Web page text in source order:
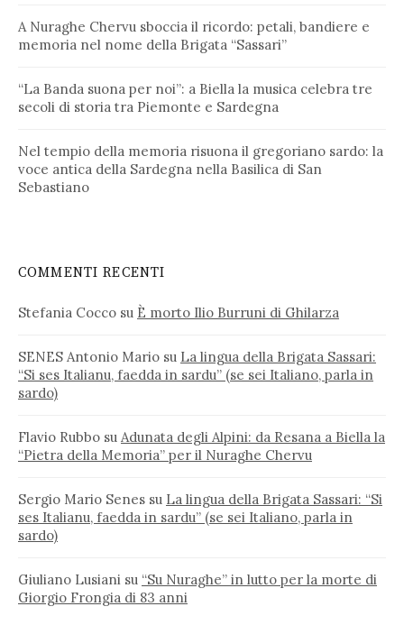
A Nuraghe Chervu sboccia il ricordo: petali, bandiere e
memoria nel nome della Brigata “Sassari”
“La Banda suona per noi”: a Biella la musica celebra tre
secoli di storia tra Piemonte e Sardegna
Nel tempio della memoria risuona il gregoriano sardo: la
voce antica della Sardegna nella Basilica di San
Sebastiano
COMMENTI RECENTI
Stefania Cocco su È morto Ilio Burruni di Ghilarza
SENES Antonio Mario su La lingua della Brigata Sassari:
“Si ses Italianu, faedda in sardu” (se sei Italiano, parla in
sardo)
Flavio Rubbo su Adunata degli Alpini: da Resana a Biella la
“Pietra della Memoria” per il Nuraghe Chervu
Sergio Mario Senes su La lingua della Brigata Sassari: “Si
ses Italianu, faedda in sardu” (se sei Italiano, parla in
sardo)
Giuliano Lusiani su “Su Nuraghe” in lutto per la morte di
Giorgio Frongia di 83 anni